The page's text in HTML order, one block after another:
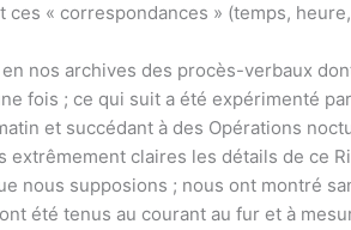
ces « correspondances » (temps,
nos archives des procès-verbaux
fois ; ce qui suit a été expérimenté
et succédant à des Opérations
extrêmement claires les détails de ce
nous supposions ; nous ont montré
été tenus au courant au fur et à